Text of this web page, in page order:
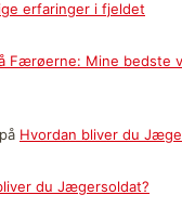
erfaringer i fjeldet
Færøerne: Mine bedste
på Hvordan bliver du
du Jægersoldat?